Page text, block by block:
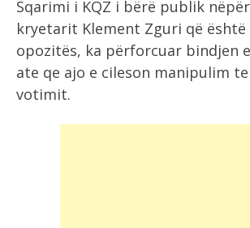
Sqarimi i KQZ i bërë publik
kryetarit Klement Zguri që është
opozitës, ka përforcuar bindjen
ate qe ajo e cileson manipulim
votimit.